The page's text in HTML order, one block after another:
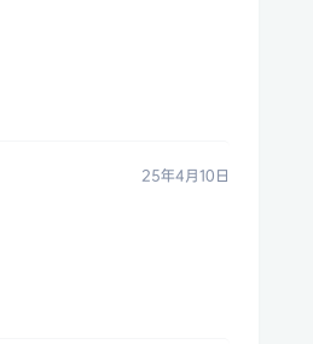
25年4月10日